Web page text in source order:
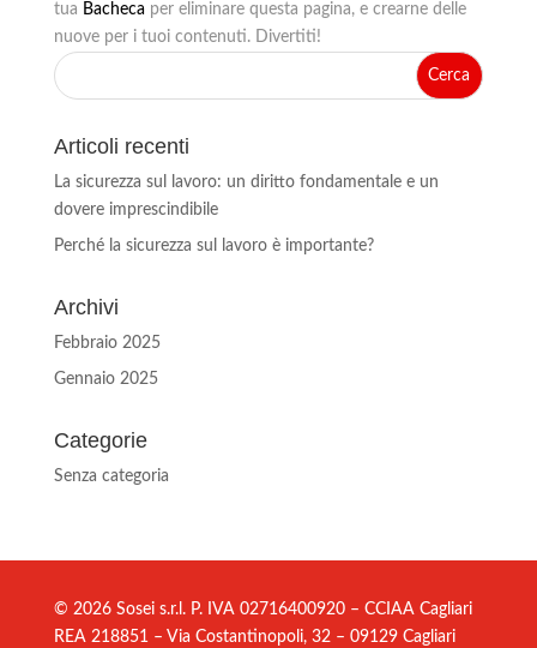
tua Bachecaper eliminare questa pagina, e crearne delle
nuove per i tuoi contenuti. Divertiti!
Articoli recenti
La sicurezza sul lavoro: un diritto fondamentale e un
dovere imprescindibile
Perché la sicurezza sul lavoro è importante?
Archivi
Febbraio 2025
Gennaio 2025
Categorie
Senza categoria
© 2026 Sosei s.r.l. P. IVA 02716400920 – CCIAA Cagliari
REA 218851 – Via Costantinopoli, 32 – 09129 Cagliari